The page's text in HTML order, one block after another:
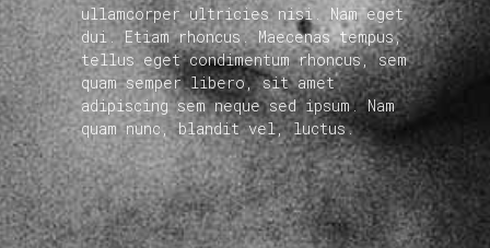
ullamcorper ultricies nisi. Nam eget
dui. Etiam rhoncus. Maecenas tempus,
tellus eget condimentum rhoncus, sem
quam semper libero, sit amet
adipiscing sem neque sed ipsum. Nam
quam nunc, blandit vel, luctus.